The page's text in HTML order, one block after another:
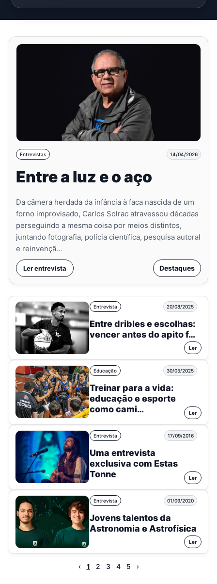
Entrevistas 14/04/2026
Entre a luz e o aço
Da câmera herdada da infância à faca nascida de um
forno improvisado, Carlos Solrac atravessou décadas
perseguindo a mesma coisa por meios distintos,
juntando fotografia, polícia científica, pesquisa autoral
e reinvençã…
Ler entrevista Destaques
Entrevista 20/08/2025
Entre dribles e escolhas:
vencer antes do apito f…
Ler
Educação 30/05/2025
Treinar para a vida:
educação e esporte
como cami…
Ler
Entrevista 17/09/2016
Uma entrevista
exclusiva com Estas
Tonne
Ler
Entrevista 01/09/2020
Jovens talentos da
Astronomia e Astrofísica
Ler
‹ 1 2 3 4 5 ›